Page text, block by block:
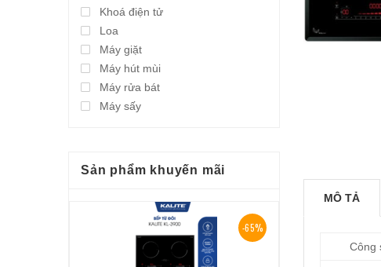
MÔ TẢ
Công
Khoá điện tử
Loa
Máy giặt
Máy hút mùi
Máy rửa bát
Máy sấy
Sản phẩm khuyến mãi
-65%